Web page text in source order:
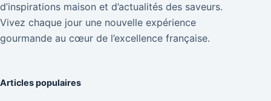
d’inspirations maison et d’actualités des saveurs.
Vivez chaque jour une nouvelle expérience
gourmande au cœur de l’excellence française.
Articles populaires